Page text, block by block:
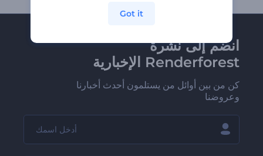
انضم إلى نشرة
Renderforest الإخبارية
كن من بين أوائل من يستلمون أحدث أخبارنا
وعروضنا
Got it